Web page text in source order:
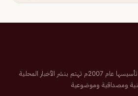
صحيفة إلكترونية سعودية تم تأسيسها عام 2007م تهتم بنشر الأخبار المحلية
ومصداقية وموضوعية